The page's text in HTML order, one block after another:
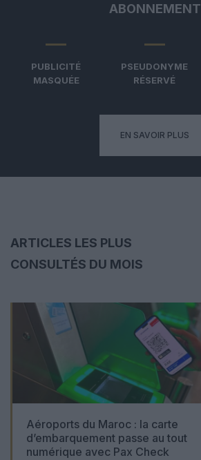
ABONNEMENT
PUBLICITÉ
MASQUÉE
PSEUDONYME
RÉSERVÉ
EN SAVOIR PLUS
ARTICLES LES PLUS
CONSULTÉS DU MOIS
Aéroports du Maroc : la carte
d’embarquement passe au tout
numérique avec Pax Check